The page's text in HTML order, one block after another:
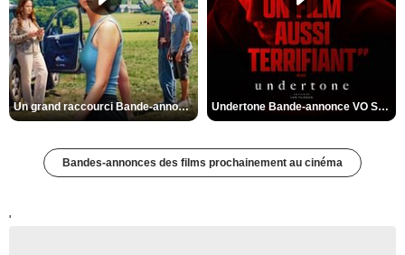
Un grand raccourci Bande-annonce VF Undertone Bande-annonce VO STFR
Bandes-annonces des films prochainement au cinéma
'